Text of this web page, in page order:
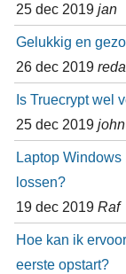
25 dec 2019 jan
Gelukkig en
26 dec 2019
Is Truecrypt wel
25 dec 2019 john
Laptop
lossen?
19 dec 2019 Raf
Hoe kan ik
eerste opstart?